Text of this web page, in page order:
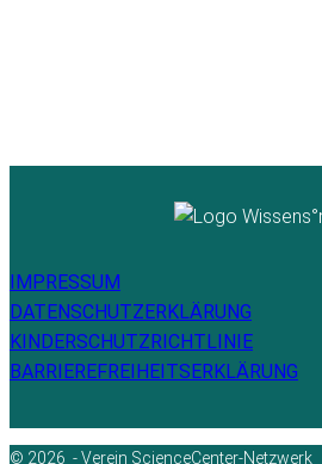
IMPRESSUM
DATENSCHUTZERKLÄRUNG
KINDERSCHUTZRICHTLINIE
BARRIEREFREIHEITSERKLÄRUNG
© 2026 - Verein ScienceCenter-Netzwerk